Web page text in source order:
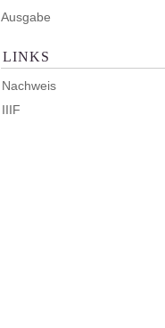
Ausgabe
LINKS
Nachweis
IIIF